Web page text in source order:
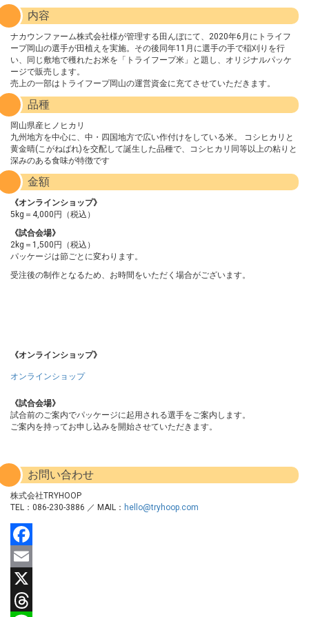
内容
ナカウンファーム株式会社様が管理する田んぼにて、2020年6月にトライフ
ープ岡山の選手が田植えを実施。その後同年11月に選手の手で稲刈りを行
い、同じ敷地で穫れたお米を「トライフープ米」と題し、オリジナルパッケ
ージで販売します。
売上の一部はトライフープ岡山の運営資金に充てさせていただきます。
品種
岡山県産ヒノヒカリ
九州地方を中心に、中・四国地方で広い作付けをしている米。 コシヒカリと
黄金晴(こがねばれ)を交配して誕生した品種で、コシヒカリ同等以上の粘りと
深みのある食味が特徴です
金額
《オンラインショップ》
5kg＝4,000円（税込）
《試合会場》
2kg＝1,500円（税込）
パッケージは節ごとに変わります。
受注後の制作となるため、お時間をいただく場合がございます。
《オンラインショップ》
オンラインショップ
《試合会場》
試合前のご案内でパッケージに起用される選手をご案内します。
ご案内を持ってお申し込みを開始させていただきます。
お問い合わせ
株式会社TRYHOOP
TEL：086-230-3886 ／ MAIL： hello@tryhoop.com
Facebook
Email
X